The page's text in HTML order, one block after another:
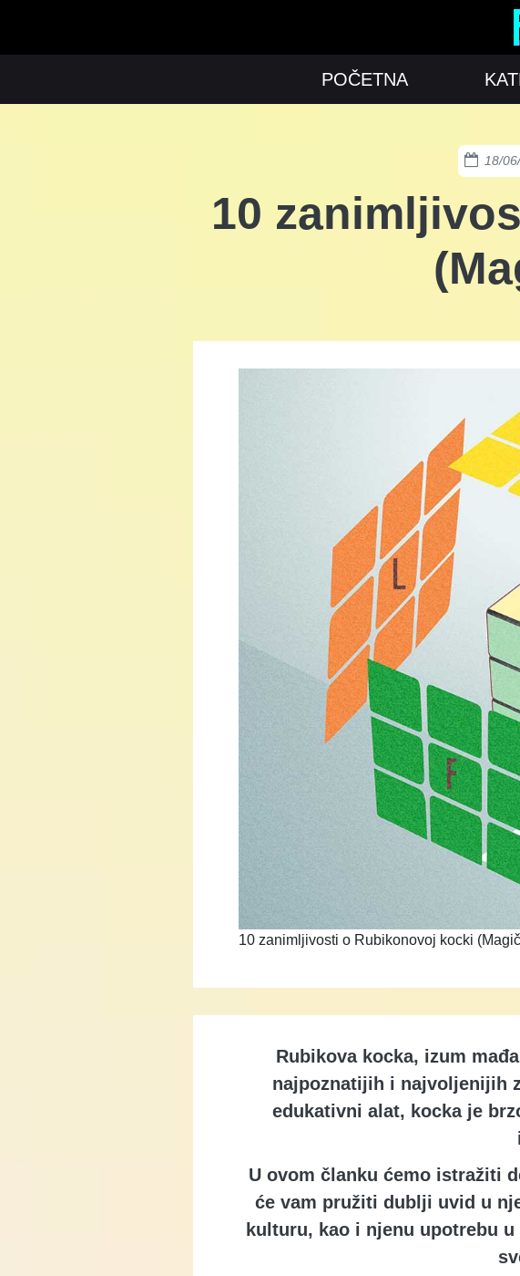
POČETNA
18/
10
10 zanimljivosti o Rubikonovoj kocki
Rubikova kocka, izum
najpoznatijih i najvoljenijih
edukativni alat, kocka je
U ovom članku ćemo istražiti
će vam pružiti dublji uvid u
kulturu, kao i njenu upotrebu